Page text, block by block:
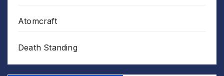
Atomcraft
Death Standing